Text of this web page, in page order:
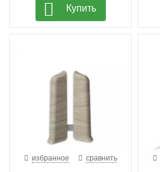
Купить
избранное сравнить